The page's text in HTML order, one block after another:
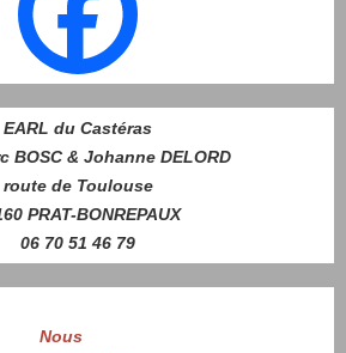
EARL du Castéras
BOSC & Johanne DELORD
route de Toulouse
PRAT-BONREPAUX
06 70 51 46 79
Nous